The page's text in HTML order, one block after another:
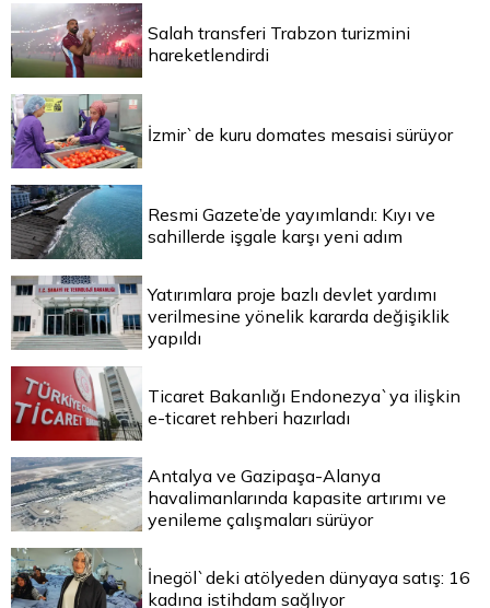
Salah transferi Trabzon turizmini
hareketlendirdi
İzmir`de kuru domates mesaisi sürüyor
Resmi Gazete’de yayımlandı: Kıyı ve
sahillerde işgale karşı yeni adım
Yatırımlara proje bazlı devlet yardımı
verilmesine yönelik kararda değişiklik
yapıldı
Ticaret Bakanlığı Endonezya`ya ilişkin
e-ticaret rehberi hazırladı
Antalya ve Gazipaşa-Alanya
havalimanlarında kapasite artırımı ve
yenileme çalışmaları sürüyor
İnegöl`deki atölyeden dünyaya satış: 16
kadına istihdam sağlıyor